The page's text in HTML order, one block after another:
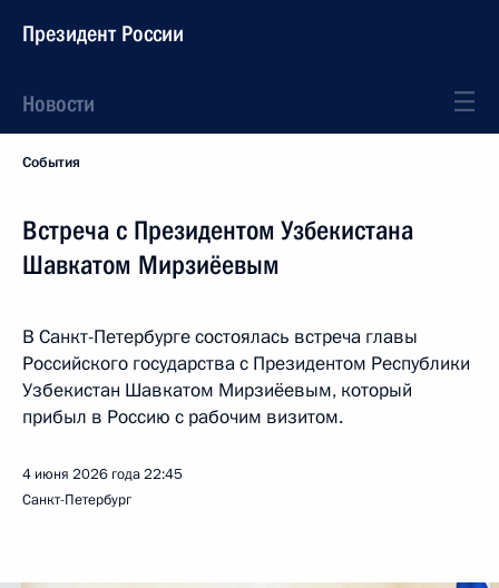
Президент России
Новости
События
Встреча с Президентом Узбекистана
Шавкатом Мирзиёевым
В Санкт-Петербурге состоялась встреча главы
Российского государства с Президентом Республики
Узбекистан Шавкатом Мирзиёевым, который
прибыл в Россию с рабочим визитом.
4 июня 2026 года22:45
Санкт-Петербург